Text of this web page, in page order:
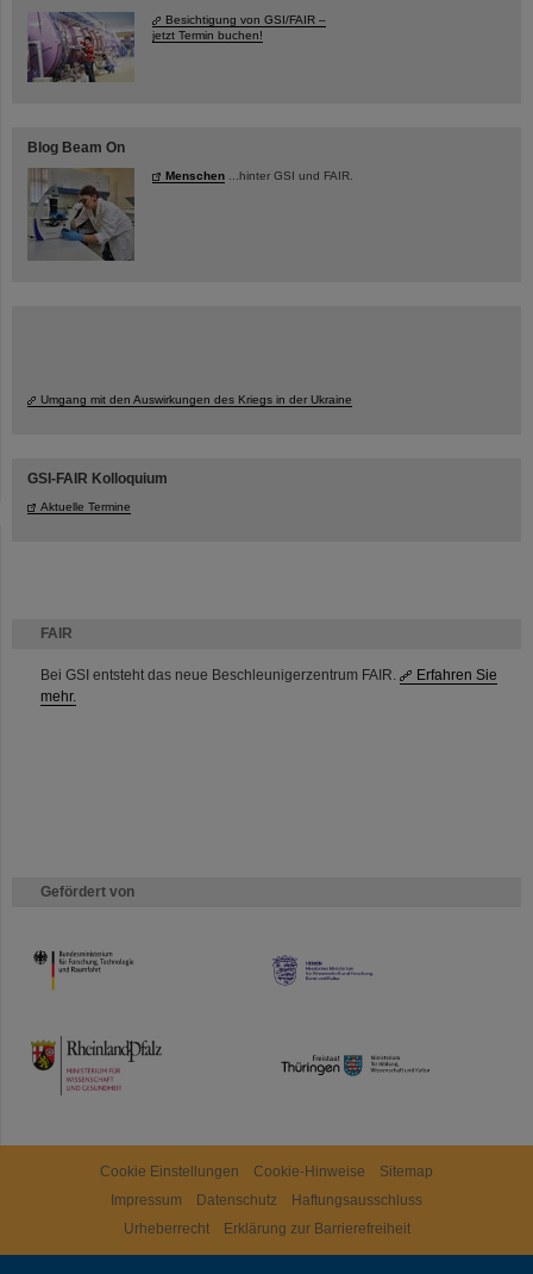
FAIR
Bei GSI entsteht das neue Beschleunigerzentrum FAIR.
Erfahren Sie
mehr.
Gefördert von
HMWK
TMWWDG
Besichtigung von GSI/FAIR –
jetzt Termin buchen!
Blog Beam On
Menschen ...hinter GSI und FAIR.
Umgang mit den Auswirkungen des Kriegs in der Ukraine
GSI-FAIR Kolloquium
Aktuelle Termine
Cookie Einstellungen Cookie-Hinweise
Sitemap
Impressum
Datenschutz
Haftungsausschluss
Urheberrecht
Erklärung zur Barrierefreiheit